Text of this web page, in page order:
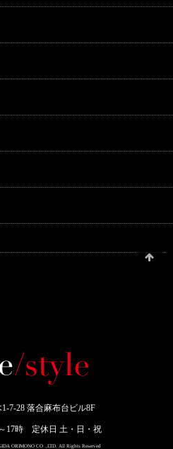
7-28 落合麻布台ビル8F
17時 定休日 土・日・祝
ORIMONO CO .,LTD. All Rights Reserved